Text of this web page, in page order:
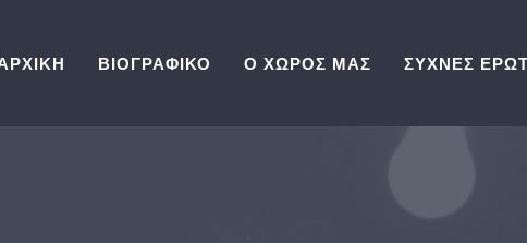
ΒΙΟΓΡΑΦΙΚΟ Ο ΧΩΡΟΣ ΜΑΣ ΣΥΧΝΕΣ